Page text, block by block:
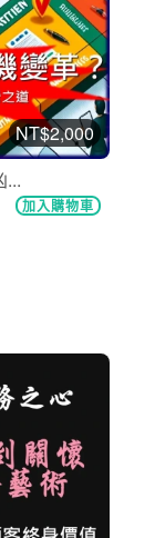
NT$2,000
...
加入購物車